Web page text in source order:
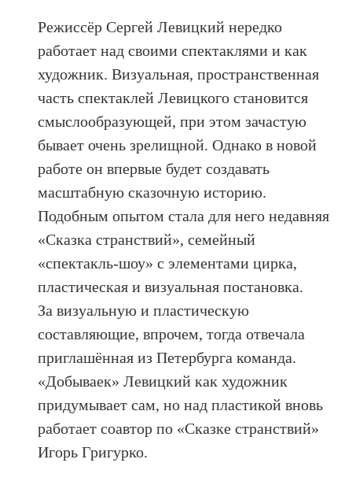
Режиссёр Сергей Левицкий нередко
работает над своими спектаклями и как
художник. Визуальная, пространственная
часть спектаклей Левицкого становится
смыслообразующей, при этом зачастую
бывает очень зрелищной. Однако в новой
работе он впервые будет создавать
масштабную сказочную историю.
Подобным опытом стала для него недавняя
«Сказка странствий», семейный
«спектакль-шоу» с элементами цирка,
пластическая и визуальная постановка.
За визуальную и пластическую
составляющие, впрочем, тогда отвечала
приглашённая из Петербурга команда.
«Добываек» Левицкий как художник
придумывает сам, но над пластикой вновь
работает соавтор по «Сказке странствий»
Игорь Григурко.